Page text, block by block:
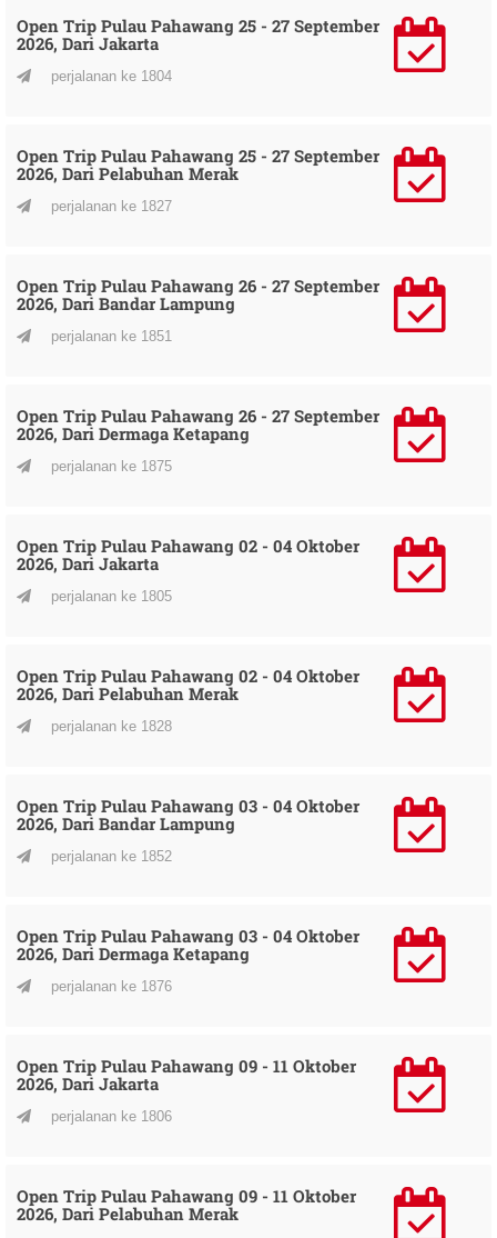
Open Trip Pulau Pahawang 25 - 27 September
2026, Dari Jakarta
perjalanan ke 1804
Open Trip Pulau Pahawang 25 - 27 September
2026, Dari Pelabuhan Merak
perjalanan ke 1827
Open Trip Pulau Pahawang 26 - 27 September
2026, Dari Bandar Lampung
perjalanan ke 1851
Open Trip Pulau Pahawang 26 - 27 September
2026, Dari Dermaga Ketapang
perjalanan ke 1875
Open Trip Pulau Pahawang 02 - 04 Oktober
2026, Dari Jakarta
perjalanan ke 1805
Open Trip Pulau Pahawang 02 - 04 Oktober
2026, Dari Pelabuhan Merak
perjalanan ke 1828
Open Trip Pulau Pahawang 03 - 04 Oktober
2026, Dari Bandar Lampung
perjalanan ke 1852
Open Trip Pulau Pahawang 03 - 04 Oktober
2026, Dari Dermaga Ketapang
perjalanan ke 1876
Open Trip Pulau Pahawang 09 - 11 Oktober
2026, Dari Jakarta
perjalanan ke 1806
Open Trip Pulau Pahawang 09 - 11 Oktober
2026, Dari Pelabuhan Merak